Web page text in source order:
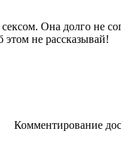
Она долго не
не рассказывай!
Комментирование